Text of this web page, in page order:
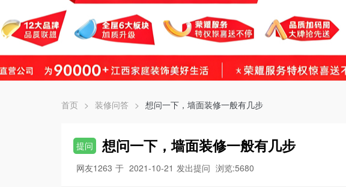
首页 > 装修问答 > 想问一下，墙面装修一般有几步
提问 想问一下，墙面装修一般有几步
网友1263 于 2021-10-21 发出提问 浏览:5680